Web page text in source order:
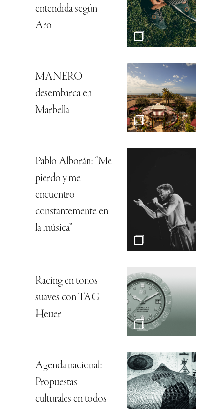
entendida según
Aro
MANERO
desembarca en
Marbella
Pablo Alborán: “Me
pierdo y me
encuentro
constantemente en
la música”
Racing en tonos
suaves con TAG
Heuer
Agenda nacional:
Propuestas
culturales en todos